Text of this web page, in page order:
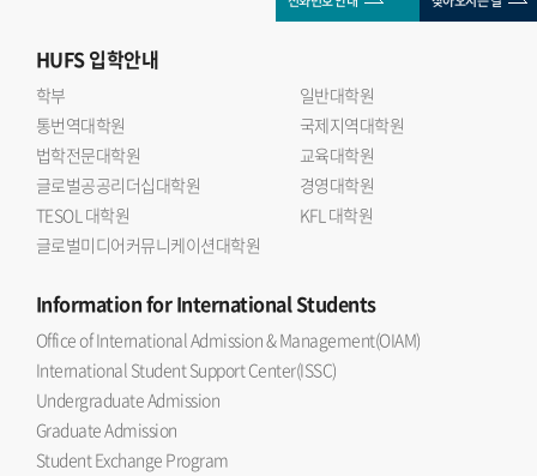
HUFS입학안내
학부
일반대학원
통번역대학원
국제지역대학원
법학전문대학원
교육대학원
글로벌공공리더십대학원
경영대학원
TESOL 대학원
KFL 대학원
글로벌미디어커뮤니케이션대학원
Informationfor International Students
Office of International Admission & Management(OIAM)
International Student Support Center(ISSC)
Undergraduate Admission
Graduate Admission
Student Exchange Program